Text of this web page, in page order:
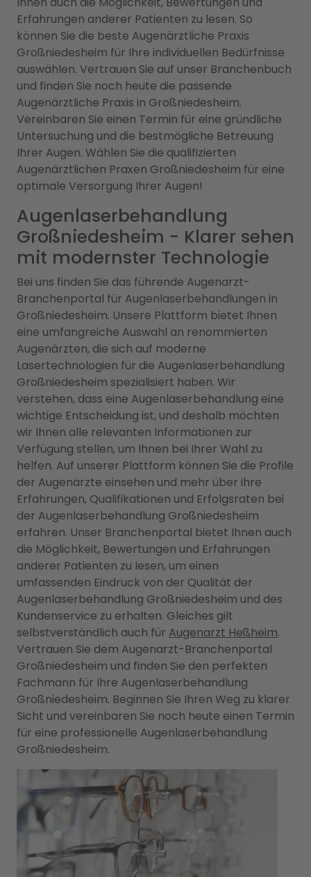
Erfahrungen anderer Patienten zu lesen. So
können Sie die beste Augenärztliche Praxis
Großniedesheim für Ihre individuellen Bedürfnisse
auswählen. Vertrauen Sie auf unser Branchenbuch
und finden Sie noch heute die passende
Augenärztliche Praxis in Großniedesheim.
Vereinbaren Sie einen Termin für eine gründliche
Untersuchung und die bestmögliche Betreuung
Ihrer Augen. Wählen Sie die qualifizierten
Augenärztlichen Praxen Großniedesheim für eine
optimale Versorgung Ihrer Augen!
Augenlaserbehandlung
Großniedesheim - Klarer sehen
mit modernster Technologie
Bei uns finden Sie das führende Augenarzt-
Branchenportal für Augenlaserbehandlungen in
Großniedesheim. Unsere Plattform bietet Ihnen
eine umfangreiche Auswahl an renommierten
Augenärzten, die sich auf moderne
Lasertechnologien für die Augenlaserbehandlung
Großniedesheim spezialisiert haben. Wir
verstehen, dass eine Augenlaserbehandlung eine
wichtige Entscheidung ist, und deshalb möchten
wir Ihnen alle relevanten Informationen zur
Verfügung stellen, um Ihnen bei Ihrer Wahl zu
helfen. Auf unserer Plattform können Sie die Profile
der Augenärzte einsehen und mehr über ihre
Erfahrungen, Qualifikationen und Erfolgsraten bei
der Augenlaserbehandlung Großniedesheim
erfahren. Unser Branchenportal bietet Ihnen auch
die Möglichkeit, Bewertungen und Erfahrungen
anderer Patienten zu lesen, um einen
umfassenden Eindruck von der Qualität der
Augenlaserbehandlung Großniedesheim und des
Kundenservice zu erhalten. Gleiches gilt
selbstverständlich auch für Augenarzt Heßheim.
Vertrauen Sie dem Augenarzt-Branchenportal
Großniedesheim und finden Sie den perfekten
Fachmann für Ihre Augenlaserbehandlung
Großniedesheim. Beginnen Sie Ihren Weg zu klarer
Sicht und vereinbaren Sie noch heute einen Termin
für eine professionelle Augenlaserbehandlung
Großniedesheim.